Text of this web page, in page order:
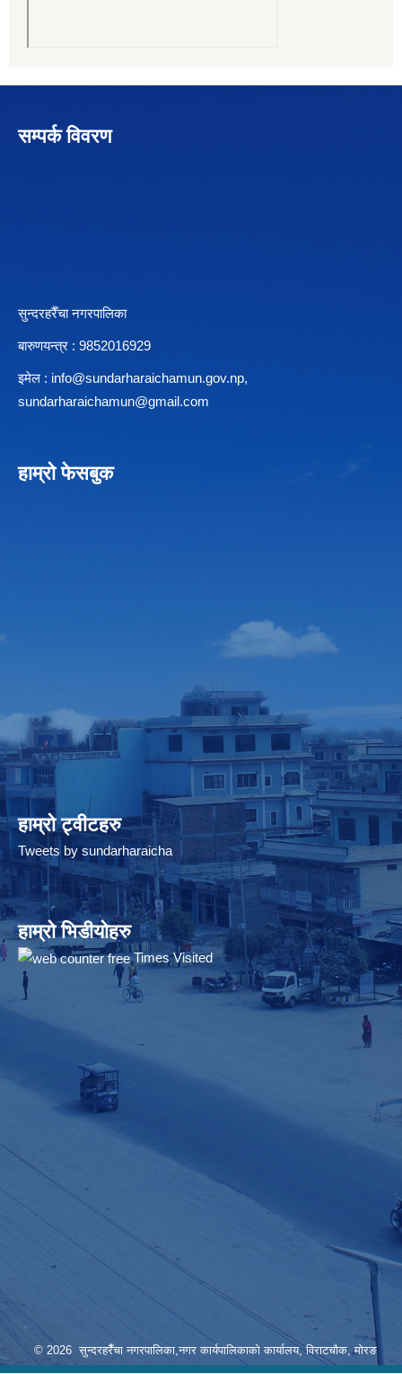
सम्पर्क विवरण
सुन्दरहरैँचा नगरपालिका
बारुणयन्त्र : 9852016929
इमेल : info@sundarharaichamun.gov.np,
sundarharaichamun@gmail.com
हाम्रो फेसबुक
हाम्रो ट्वीटहरु
Tweets by sundarharaicha
हाम्रो भिडीयोहरु
Times Visited
© 2026 सुन्दरहरैँचा नगरपालिका,नगर कार्यपालिकाको कार्यालय, विराटचौक, मोरङ